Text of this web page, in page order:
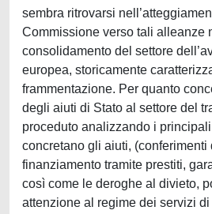
sembra ritrovarsi
Commissione verso tali alleanze
consolidamento del settore
europea, storicamente
frammentazione. Per quanto
degli aiuti di Stato al settore del
proceduto analizzando i
concretano gli aiuti, (conferimenti
finanziamento tramite prestiti,
così come le deroghe al divieto,
attenzione al regime dei servizi